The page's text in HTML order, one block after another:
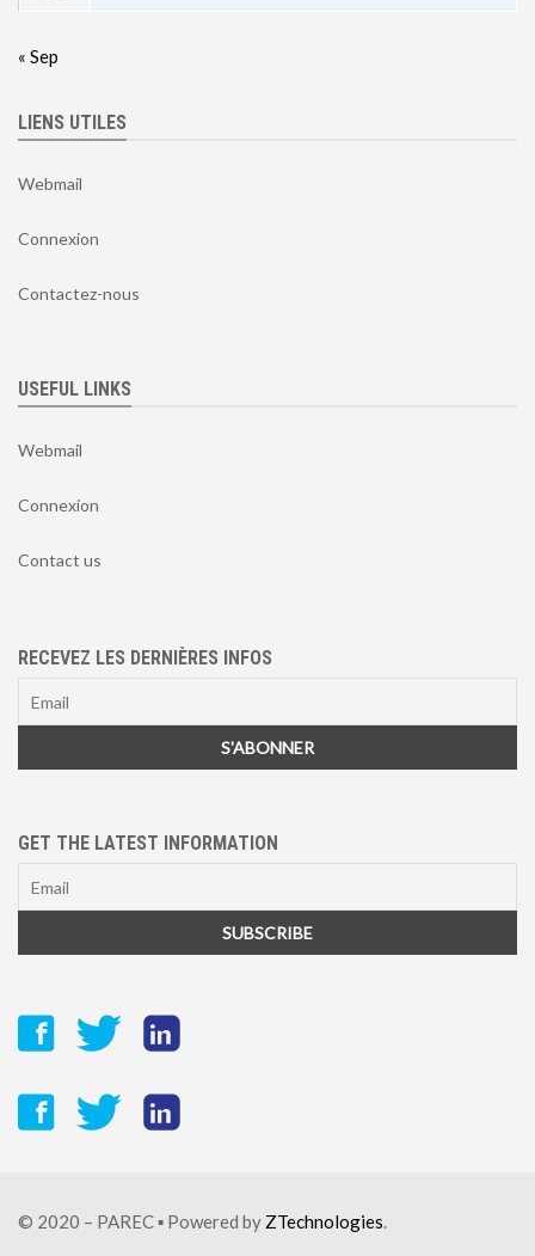
« Sep
LIENS UTILES
Webmail
Connexion
Contactez-nous
USEFUL LINKS
Webmail
Connexion
Contact us
RECEVEZ LES DERNIÈRES INFOS
GET THE LATEST INFORMATION
© 2020 – PAREC ▪ Powered by ZTechnologies.